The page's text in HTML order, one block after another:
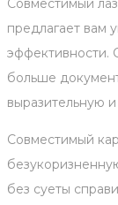
Совместимый
предлагает вам
эффективности.
больше
выразительную
Совместимый
без суеты